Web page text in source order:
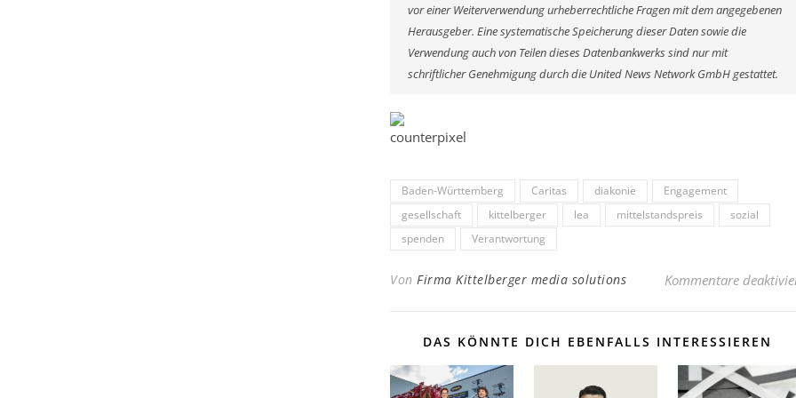
vor einer Weiterverwendung urheberrechtliche Fragen mit dem angegebenen
Herausgeber. Eine systematische Speicherung dieser Daten sowie die
Verwendung auch von Teilen dieses Datenbankwerks sind nur mit
schriftlicher Genehmigung durch die United News Network GmbH gestattet.
Baden-Württemberg Caritas diakonie
Engagement
gesellschaft
kittelberger lea mittelstandspreis
sozial
spenden
Verantwortung
Von Firma Kittelberger media solutions Kommentare
DAS KÖNNTE DICH EBENFALLS INTERESSIEREN